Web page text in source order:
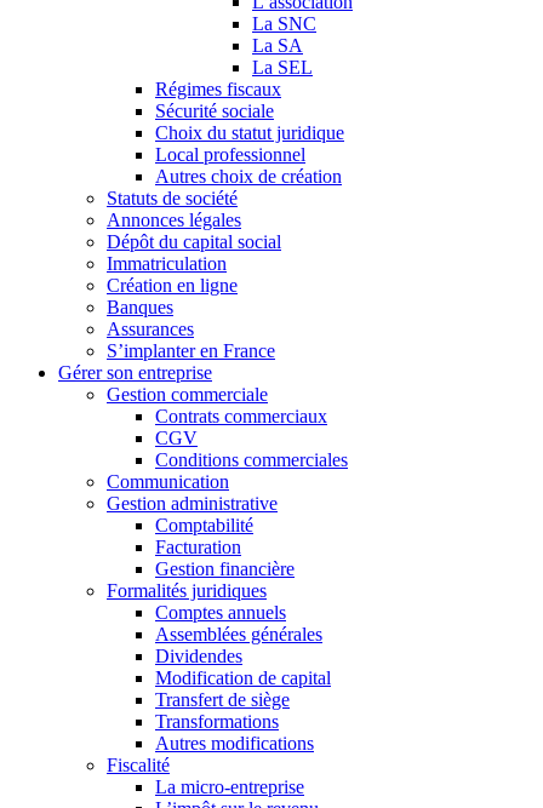
La SNC
La SA
La SEL
Régimes fiscaux
Sécurité sociale
Choix du statut juridique
Local professionnel
Autres choix de création
Statuts de société
Annonces légales
Dépôt du capital social
Immatriculation
Création en ligne
Banques
Assurances
S’implanter en France
Gérer son entreprise
Gestion commerciale
Contrats commerciaux
CGV
Conditions commerciales
Communication
Gestion administrative
Comptabilité
Facturation
Gestion financière
Formalités juridiques
Comptes annuels
Assemblées générales
Dividendes
Modification de capital
Transfert de siège
Transformations
Autres modifications
Fiscalité
La micro-entreprise